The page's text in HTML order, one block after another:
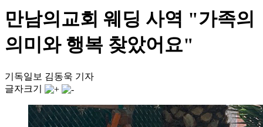
만남의교회 웨딩 사역 "가족의
의미와 행복 찾았어요"
기독일보 김동욱 기자
글자크기